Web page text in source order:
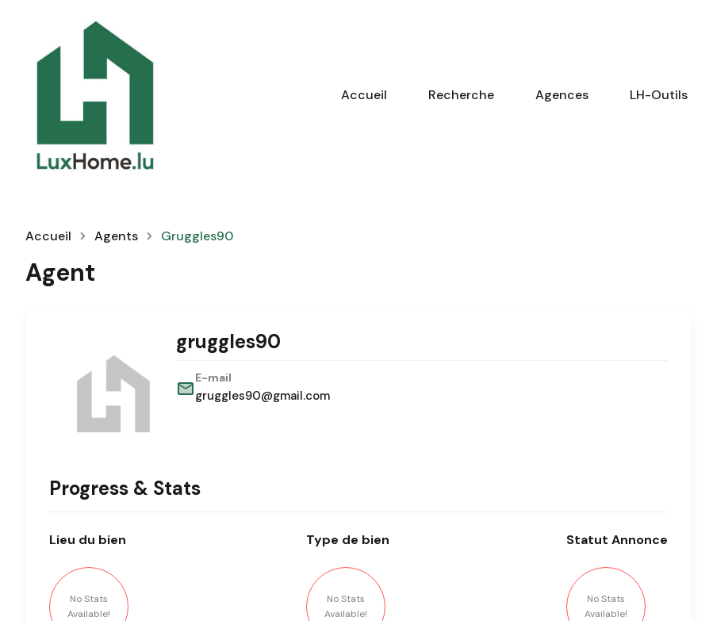
Accueil Recherche Agences LH-Outils
Accueil Agents Gruggles90
Agent
gruggles90
E-mail
gruggles90@gmail.com
Progress & Stats
Lieu du bien
No Stats
Available!
Type de bien
No Stats
Available!
Statut Annonce
No Stats
Available!